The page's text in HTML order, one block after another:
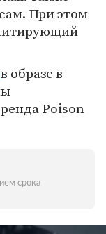
При этом
в образе в
Poison
срока